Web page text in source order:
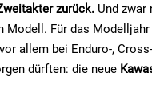
zurück. Und zwar
Modell. Für das Modelljahr
allem bei Enduro-, Cross-
dürften: die neue